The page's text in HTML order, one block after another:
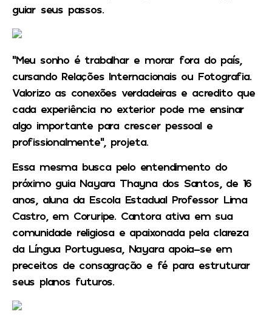
guiar seus passos.
“Meu sonho é trabalhar e morar fora do país,
cursando Relações Internacionais ou Fotografia.
Valorizo as conexões verdadeiras e acredito que
cada experiência no exterior pode me ensinar
algo importante para crescer pessoal e
profissionalmente”, projeta.
Essa mesma busca pelo entendimento do
próximo guia Nayara Thayna dos Santos, de 16
anos, aluna da Escola Estadual Professor Lima
Castro, em Coruripe. Cantora ativa em sua
comunidade religiosa e apaixonada pela clareza
da Língua Portuguesa, Nayara apoia-se em
preceitos de consagração e fé para estruturar
seus planos futuros.